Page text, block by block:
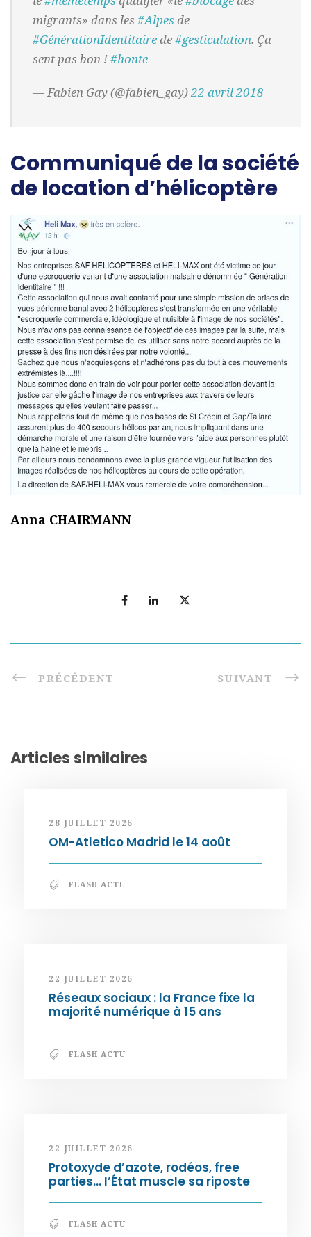
migrants» dans les#Alpesde
#GénérationIdentitairede#gesticulation. Ça
sent pas bon !#honte
— Fabien Gay (@fabien_gay)22 avril 2018
Communiqué de la société
de location d’hélicoptère
Anna CHAIRMANN
PRÉCÉDENT SUIVANT
Articles similaires
28 JUILLET 2026
OM-Atletico Madrid le 14 août
FLASH ACTU
22 JUILLET 2026
Réseaux sociaux : la France fixe la
majorité numérique à 15 ans
FLASH ACTU
22 JUILLET 2026
Protoxyde d’azote, rodéos, free
parties… l’État muscle sa riposte
FLASH ACTU